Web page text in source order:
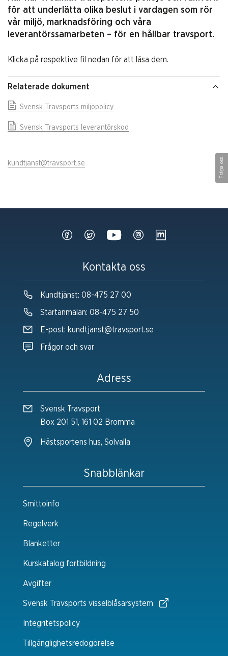
för att underlätta olika beslut i vardagen som rör
vår miljö, marknadsföring och våra
leverantörssamarbeten – för en hållbar travsport.
Klicka på respektive fil nedan för att läsa dem.
Relaterade dokument
Svensk Travsports miljöpolicy
Svensk Travsports leverantörskod
kundtjanst@travsport.se
Snabblänkar
Smittoinfo
Regelverk
Blanketter
Kurskatalog fortbildning
Avgifter
Svensk Travsports visselblåsarsystem
Integritetspolicy
Tillgänglighetsredogörelse
Kontakta oss
Kundtjänst: 08-475 27 00
Startanmälan: 08-475 27 50
E-post: kundtjanst@travsport.se
Frågor och svar
Adress
Svensk Travsport
Box 201 51, 161 02 Bromma
Hästsportens hus, Solvalla
Fråga oss